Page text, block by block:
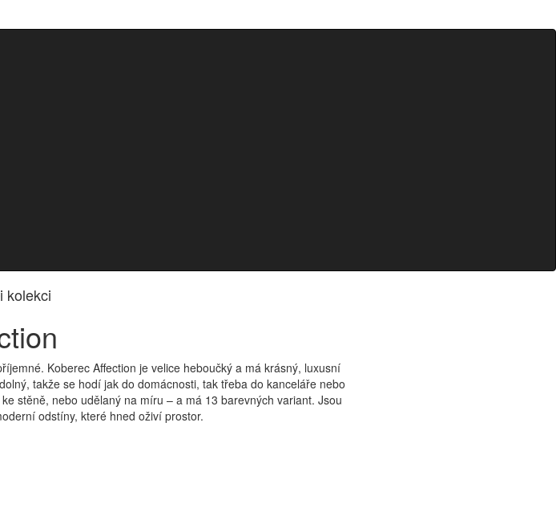
kolekci
Koberec Affection je velice heboučký a má krásný, luxusní
takže se hodí jak do domácnosti, tak třeba do kanceláře nebo
stěně, nebo udělaný na míru – a má 13 barevných variant. Jsou
odstíny, které hned oživí prostor.